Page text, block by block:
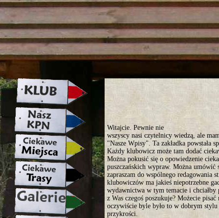
strona w naprawie zapraszamy
Witajcie. Pewnie nie
wszyscy nasi czytelnicy wiedzą, ale
"Nasze Wpisy". Ta zakładka powstała
Każdy klubowicz może tam dodać
Można pokusić się o opowiedzenie
puszczańskich wypraw. Można umówić
zapraszam do wspólnego redagowania
klubowiczów ma jakieś niepotrzebne
wydawnictwa w tym temacie i chciałby
z Was czegoś poszukuje? Możecie
oczywiście byle było to w dobrym
przykrości.